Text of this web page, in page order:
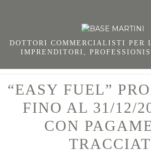
DOTTORI COMMERCIALISTI PER
IMPRENDITORI,
“EASY FUEL”
FINO AL 31/12/
CON